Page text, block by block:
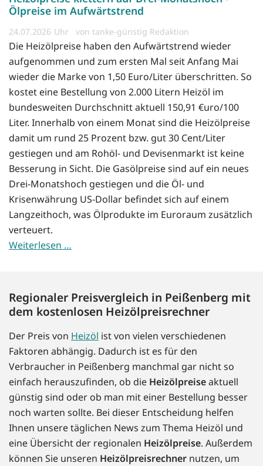
Ölpreise im Aufwärtstrend
24.07.2026 von tanke-günstig Redaktion
Die Heizölpreise haben den Aufwärtstrend wieder
aufgenommen und zum ersten Mal seit Anfang Mai
wieder die Marke von 1,50 Euro/Liter überschritten. So
kostet eine Bestellung von 2.000 Litern Heizöl im
bundesweiten Durchschnitt aktuell 150,91 €uro/100
Liter. Innerhalb von einem Monat sind die Heizölpreise
damit um rund 25 Prozent bzw. gut 30 Cent/Liter
gestiegen und am Rohöl- und Devisenmarkt ist keine
Besserung in Sicht. Die Gasölpreise sind auf ein neues
Drei-Monatshoch gestiegen und die Öl- und
Krisenwährung US-Dollar befindet sich auf einem
Langzeithoch, was Ölprodukte im Euroraum zusätzlich
verteuert.
Weiterlesen …
Regionaler Preisvergleich in Peißenberg mit
dem kostenlosen Heizölpreisrechner
Der Preis von Heizöl ist von vielen verschiedenen
Faktoren abhängig. Dadurch ist es für den
Verbraucher in Peißenberg manchmal gar nicht so
einfach herauszufinden, ob die Heizölpreiseaktuell
günstig sind oder ob man mit einer Bestellung besser
noch warten sollte. Bei dieser Entscheidung helfen
Ihnen unsere täglichen News zum Thema Heizöl und
eine Übersicht der regionalen Heizölpreise. Außerdem
können Sie unseren Heizölpreisrechner nutzen, um